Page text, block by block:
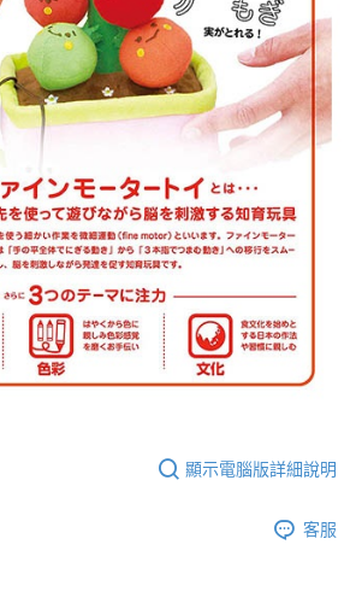
顯示電腦版詳細說明
客服